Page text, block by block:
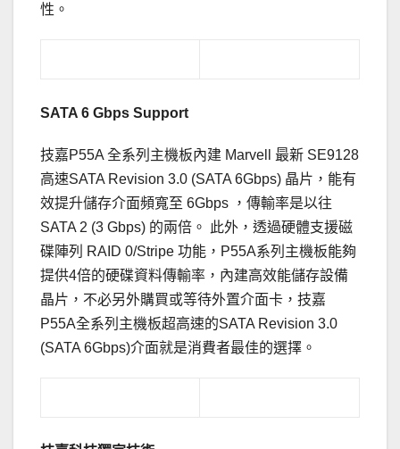
性。
SATA 6 Gbps Support
技嘉P55A 全系列主機板內建 Marvell 最新 SE9128
高速SATA Revision 3.0 (SATA 6Gbps) 晶片，能有
效提升儲存介面頻寬至 6Gbps ，傳輸率是以往
SATA 2 (3 Gbps) 的兩倍。 此外，透過硬體支援磁
碟陣列 RAID 0/Stripe 功能，P55A系列主機板能夠
提供4倍的硬碟資料傳輸率，內建高效能儲存設備
晶片，不必另外購買或等待外置介面卡，技嘉
P55A全系列主機板超高速的SATA Revision 3.0
(SATA 6Gbps)介面就是消費者最佳的選擇。